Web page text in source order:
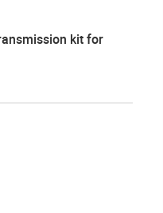
kit for